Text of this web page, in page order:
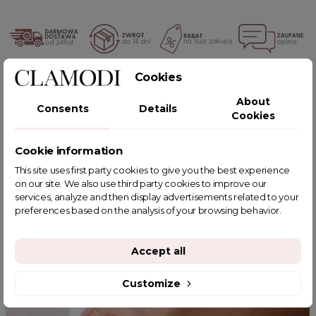
POWIĄZANE TAGI
YOU MIGHT ALSO LIKE
Cookies
Consents Details
About
Cookies
Cookie information
This site uses first party cookies to give you the best experience
on our site. We also use third party cookies to improve our
services, analyze and then display advertisements related to your
preferences based on the analysis of your browsing behavior.
Customize
Accept all